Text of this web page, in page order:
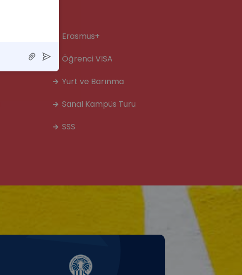
Erasmus+
Öğrenci VISA
Yurt ve Barınma
Sanal Kampüs Turu
SSS